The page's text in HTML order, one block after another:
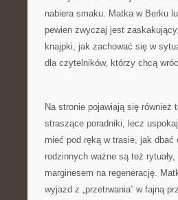
nabiera smaku. Matka w Berku
pewien zwyczaj jest
knajpki, jak zachować się w
dla czytelników, którzy chcą
Na stronie pojawiają się
straszące poradniki, lecz
mieć pod ręką w trasie, jak
rodzinnych ważne są też
marginesem na regenerację.
wyjazd z „przetrwania” w fajną